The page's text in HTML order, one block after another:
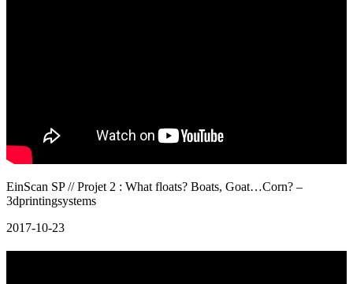
EinScan SP // Projet 2 : What floats? Boats, Goat…Corn? –
3dprintingsystems
2017-10-23